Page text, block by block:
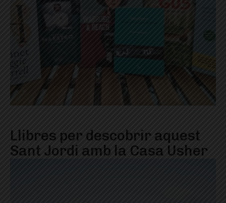
Llibres per descobrir aquest
Sant Jordi amb la Casa Usher